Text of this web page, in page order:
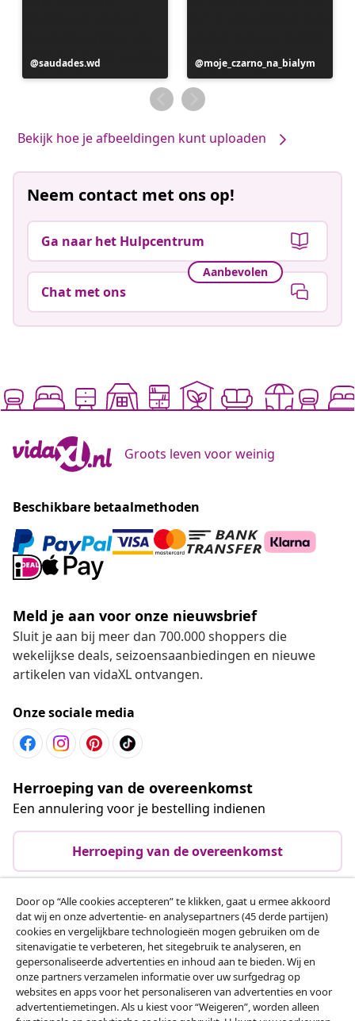
Bericht
gepubliceerd
saudades.wd
Bericht
gepubliceerd
door
moje_czarno_na_bialym
Bekijk hoe je afbeeldingen kunt uploaden
Neem contact met ons op!
Ga naar het Hulpcentrum
Aanbevolen
Chat met ons
Groots leven voor weinig
Beschikbare betaalmethoden
Meld je aan voor onze nieuwsbrief
Sluit je aan bij meer dan 700.000 shoppers die
wekelijkse deals, seizoensaanbiedingen en nieuwe
artikelen van vidaXL ontvangen.
Onze sociale media
Herroeping van de overeenkomst
Een annulering voor je bestelling indienen
Herroeping van de overeenkomst
Klantenservice
Zakelijk
vidaXL
Door op “Alle cookies accepteren” te klikken, gaat u ermee akkoord
dat wij en onze advertentie- en analysepartners (45 derde partijen)
cookies en vergelijkbare technologieën mogen gebruiken om de
sitenavigatie te verbeteren, het sitegebruik te analyseren, en
gepersonaliseerde advertenties en inhoud aan te bieden. Wij en
onze partners verzamelen informatie over uw surfgedrag op
websites en apps voor het personaliseren van advertenties en voor
advertentiemetingen. Als u kiest voor “Weigeren”, worden alleen